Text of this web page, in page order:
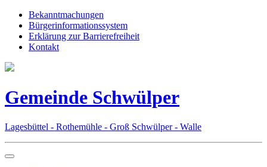
Bekanntmachungen
Bürgerinformationssystem
Erklärung zur Barrierefreiheit
Kontakt
Gemeinde Schwülper
Lagesbüttel - Rothemühle - Groß Schwülper - Walle